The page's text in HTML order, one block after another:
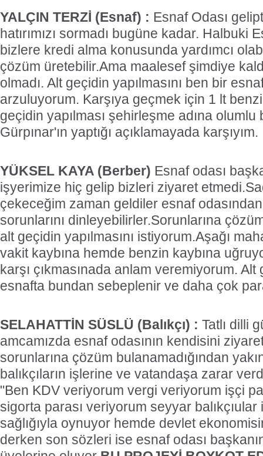
YALÇIN TERZİ (Esnaf) : Esnaf Odası
hatırımızı sormadı bugüne kadar. Halbuki
bizlere kredi alma konusunda yardımcı
çözüm üretebilir.Ama maalesef şimdiye
olmadı. Alt geçidin yapılmasını ben bir
arzuluyorum. Karşıya geçmek için 1 lt
geçidin yapılması şehirleşme adına
Gürpınar'ın yaptığı açıklamayada karşıyım.
YÜKSEL KAYA (Berber) Esnaf odası
işyerimize hiç gelip bizleri ziyaret
çekeceğim zaman geldiler esnaf
sorunlarını dinleyebilirler.Sorunlarına
alt geçidin yapılmasını istiyorum.Aşağı
vakit kaybına hemde benzin kaybına
karşı çıkmasınada anlam veremiyorum.
esnafta bundan sebeplenir ve daha çok
SELAHATTİN SÜSLÜ (Balıkçı) : Tatlı dilli
amcamızda esnaf odasının kendisini
sorunlarına çözüm bulanamadığından
balıkçıların işlerine ve vatandaşa zarar
"Ben KDV veriyorum vergi veriyorum işçi
sigorta parası veriyorum seyyar balıkçıular
sağlığıyla oynuyor hemde devlet
derken son sözleri ise esnaf odası